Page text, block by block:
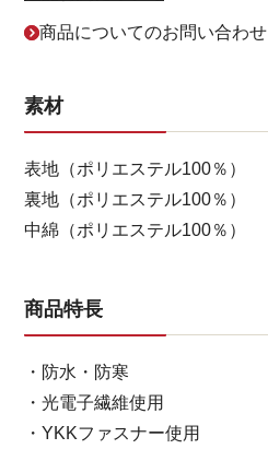
商品についてのお問い合わせ
素材
表地（ポリエステル100％）
裏地（ポリエステル100％）
中綿（ポリエステル100％）
商品特長
・防水・防寒
・光電子繊維使用
・YKKファスナー使用